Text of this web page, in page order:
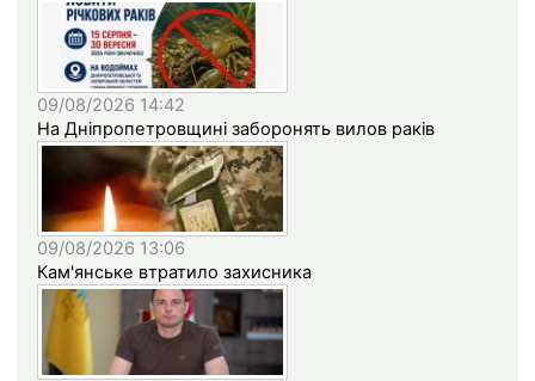
09/08/2026 14:42
На Дніпропетровщині заборонять вилов раків
09/08/2026 13:06
Кам'янське втратило захисника